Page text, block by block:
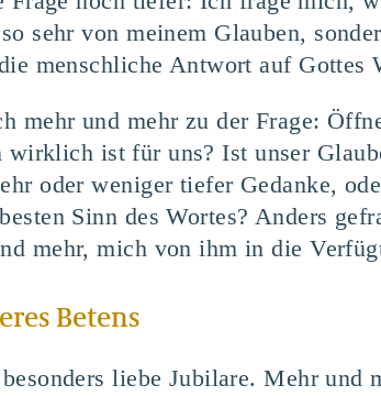
sehr von meinem Glauben,
menschliche Antwort auf Gottes
mehr und mehr zu der Frage:
wirklich ist für uns? Ist unser
oder weniger tiefer Gedanke,
Sinn des Wortes? Anders
mehr, mich von ihm in die
Betens
liebe Jubilare. Mehr und